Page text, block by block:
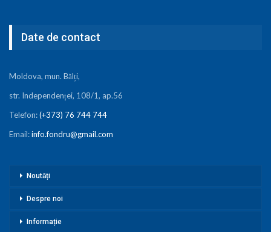
Date de contact
Moldova, mun. Bălți,
str. Independenței, 108/1, ap.56
Telefon:(+373) 76 744 744
Email:info.fondru@gmail.com
Noutăți
Despre noi
Informație